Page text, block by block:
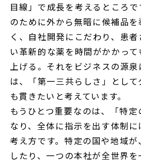
目線」で成長を考えるところ
のために外から無暗に候補品
く、自社開発にこだわり、患
い革新的な薬を時間がかかっ
上げる。それをビジネスの源
は、「第一三共らしさ」とし
も貫きたいと考えています。
もうひとつ重要なのは、「特
なり、全体に指示を出す体制
考え方です。特定の国や地域
したり、一つの本社が全世界